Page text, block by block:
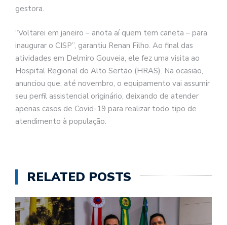
gestora.
“Voltarei em janeiro – anota aí quem tem caneta – para
inaugurar o CISP”, garantiu Renan Filho. Ao final das
atividades em Delmiro Gouveia, ele fez uma visita ao
Hospital Regional do Alto Sertão (HRAS). Na ocasião,
anunciou que, até novembro, o equipamento vai assumir
seu perfil assistencial originário, deixando de atender
apenas casos de Covid-19 para realizar todo tipo de
atendimento à população.
RELATED POSTS